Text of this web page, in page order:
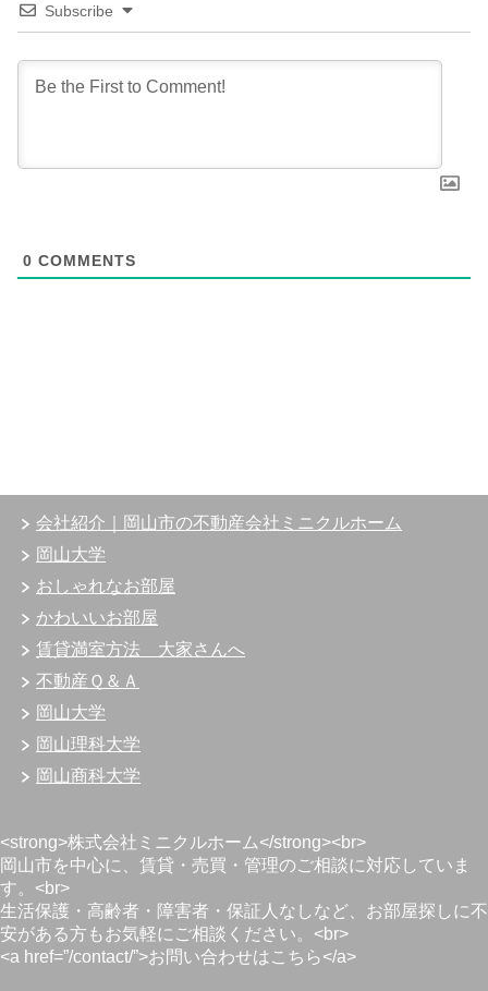
Subscribe
0 COMMENTS
会社紹介｜岡山市の不動産会社ミニクルホーム
岡山大学
おしゃれなお部屋
かわいいお部屋
賃貸満室方法 大家さんへ
不動産Ｑ＆Ａ
岡山大学
岡山理科大学
岡山商科大学
<strong>株式会社ミニクルホーム</strong><br>
岡山市を中心に、賃貸・売買・管理のご相談に対応していま
す。<br>
生活保護・高齢者・障害者・保証人なしなど、お部屋探しに不
安がある方もお気軽にご相談ください。<br>
<a href=”/contact/”>お問い合わせはこちら</a>